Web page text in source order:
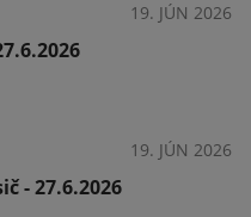
19. JÚN 2026
19. JÚN 2026
- 27.6.2026